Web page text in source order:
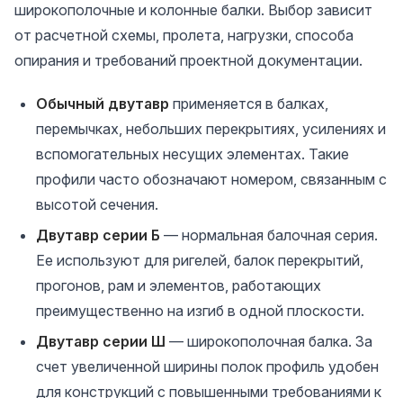
широкополочные и колонные балки. Выбор зависит
от расчетной схемы, пролета, нагрузки, способа
опирания и требований проектной документации.
Обычный двутавр применяется в балках,
перемычках, небольших перекрытиях, усилениях и
вспомогательных несущих элементах. Такие
профили часто обозначают номером, связанным с
высотой сечения.
Двутавр серии Б — нормальная балочная серия.
Ее используют для ригелей, балок перекрытий,
прогонов, рам и элементов, работающих
преимущественно на изгиб в одной плоскости.
Двутавр серии Ш — широкополочная балка. За
счет увеличенной ширины полок профиль удобен
для конструкций с повышенными требованиями к